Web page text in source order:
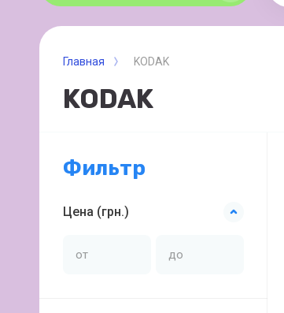
Главная KODAK
KODAK
Фильтр
Цена (грн.)